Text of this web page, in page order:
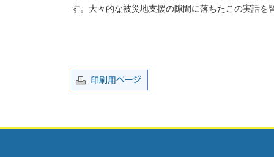
す。大々的な被災地支援の隙間に落ちたこの実話を